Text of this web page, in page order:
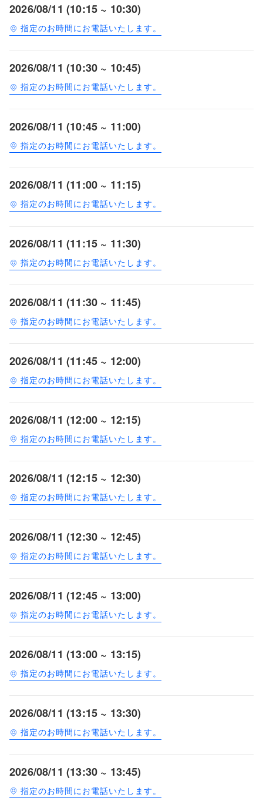
2026/08/11 (10:15 ~ 10:30)
指定のお時間にお電話いたします。
2026/08/11 (10:30 ~ 10:45)
指定のお時間にお電話いたします。
2026/08/11 (10:45 ~ 11:00)
指定のお時間にお電話いたします。
2026/08/11 (11:00 ~ 11:15)
指定のお時間にお電話いたします。
2026/08/11 (11:15 ~ 11:30)
指定のお時間にお電話いたします。
2026/08/11 (11:30 ~ 11:45)
指定のお時間にお電話いたします。
2026/08/11 (11:45 ~ 12:00)
指定のお時間にお電話いたします。
2026/08/11 (12:00 ~ 12:15)
指定のお時間にお電話いたします。
2026/08/11 (12:15 ~ 12:30)
指定のお時間にお電話いたします。
2026/08/11 (12:30 ~ 12:45)
指定のお時間にお電話いたします。
2026/08/11 (12:45 ~ 13:00)
指定のお時間にお電話いたします。
2026/08/11 (13:00 ~ 13:15)
指定のお時間にお電話いたします。
2026/08/11 (13:15 ~ 13:30)
指定のお時間にお電話いたします。
2026/08/11 (13:30 ~ 13:45)
指定のお時間にお電話いたします。